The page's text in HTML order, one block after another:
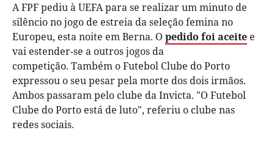
A FPF pediu à UEFA para se realizar um minuto de
silêncio no jogo de estreia da seleção femina no
Europeu, esta noite em Berna. O pedido foi aceite e
vai estender-se a outros jogos da
competição. Também o Futebol Clube do Porto
expressou o seu pesar pela morte dos dois irmãos.
Ambos passaram pelo clube da Invicta. "O Futebol
Clube do Porto está de luto", referiu o clube nas
redes sociais.